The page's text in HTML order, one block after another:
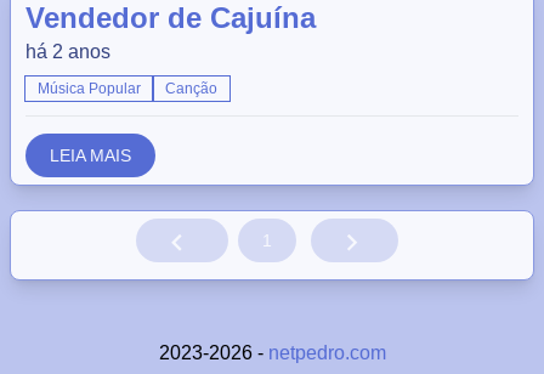
Vendedor de Cajuína
há 2 anos
Música Popular Canção
LEIA MAIS
1
2023-2026 - netpedro.com